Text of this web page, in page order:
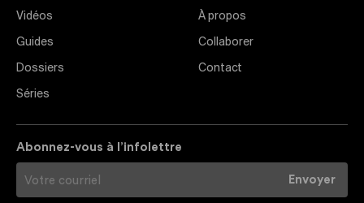
Vidéos
Guides
Dossiers
Séries
À propos
Collaborer
Contact
Abonnez-vous à l’infolettre